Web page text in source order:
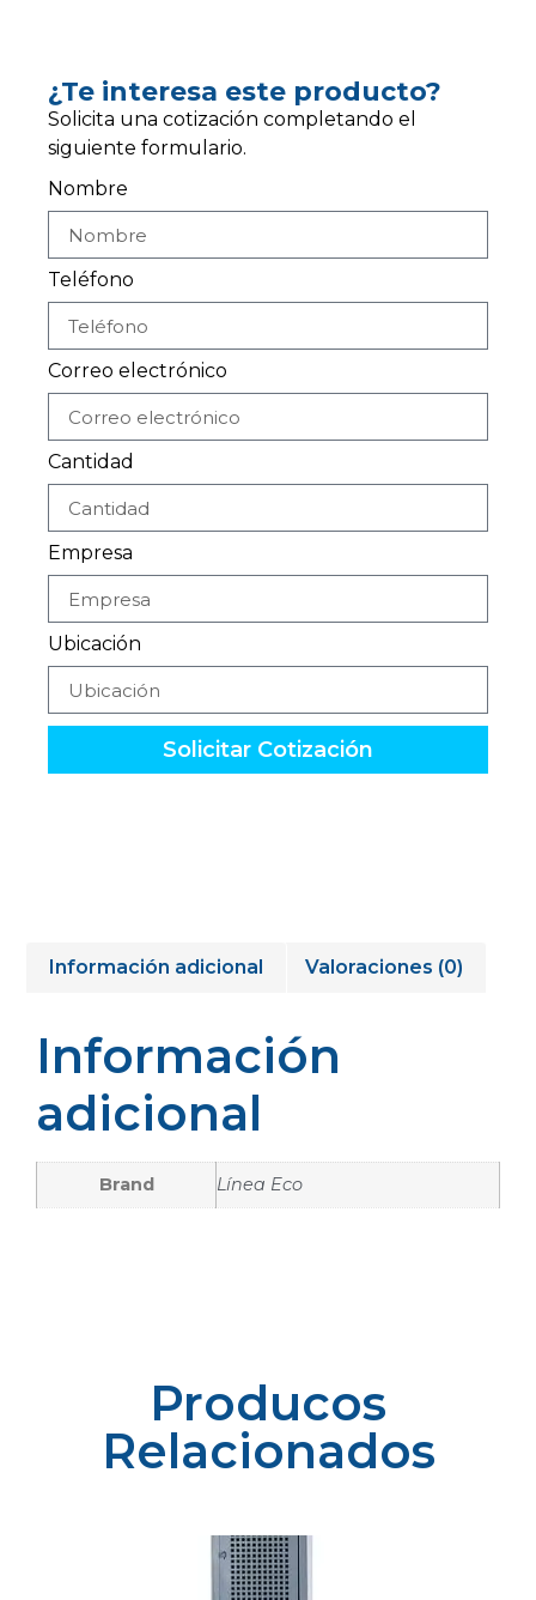
¿Te interesa este producto?
Solicita una cotización completando el
siguiente formulario.
Nombre
Teléfono
Correo electrónico
Cantidad
Empresa
Ubicación
Solicitar Cotización
Información adicional Valoraciones (0)
Información
adicional
Brand Línea Eco
Producos
Relacionados